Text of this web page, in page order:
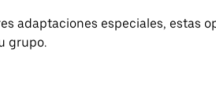
adaptaciones especiales, estas
grupo.